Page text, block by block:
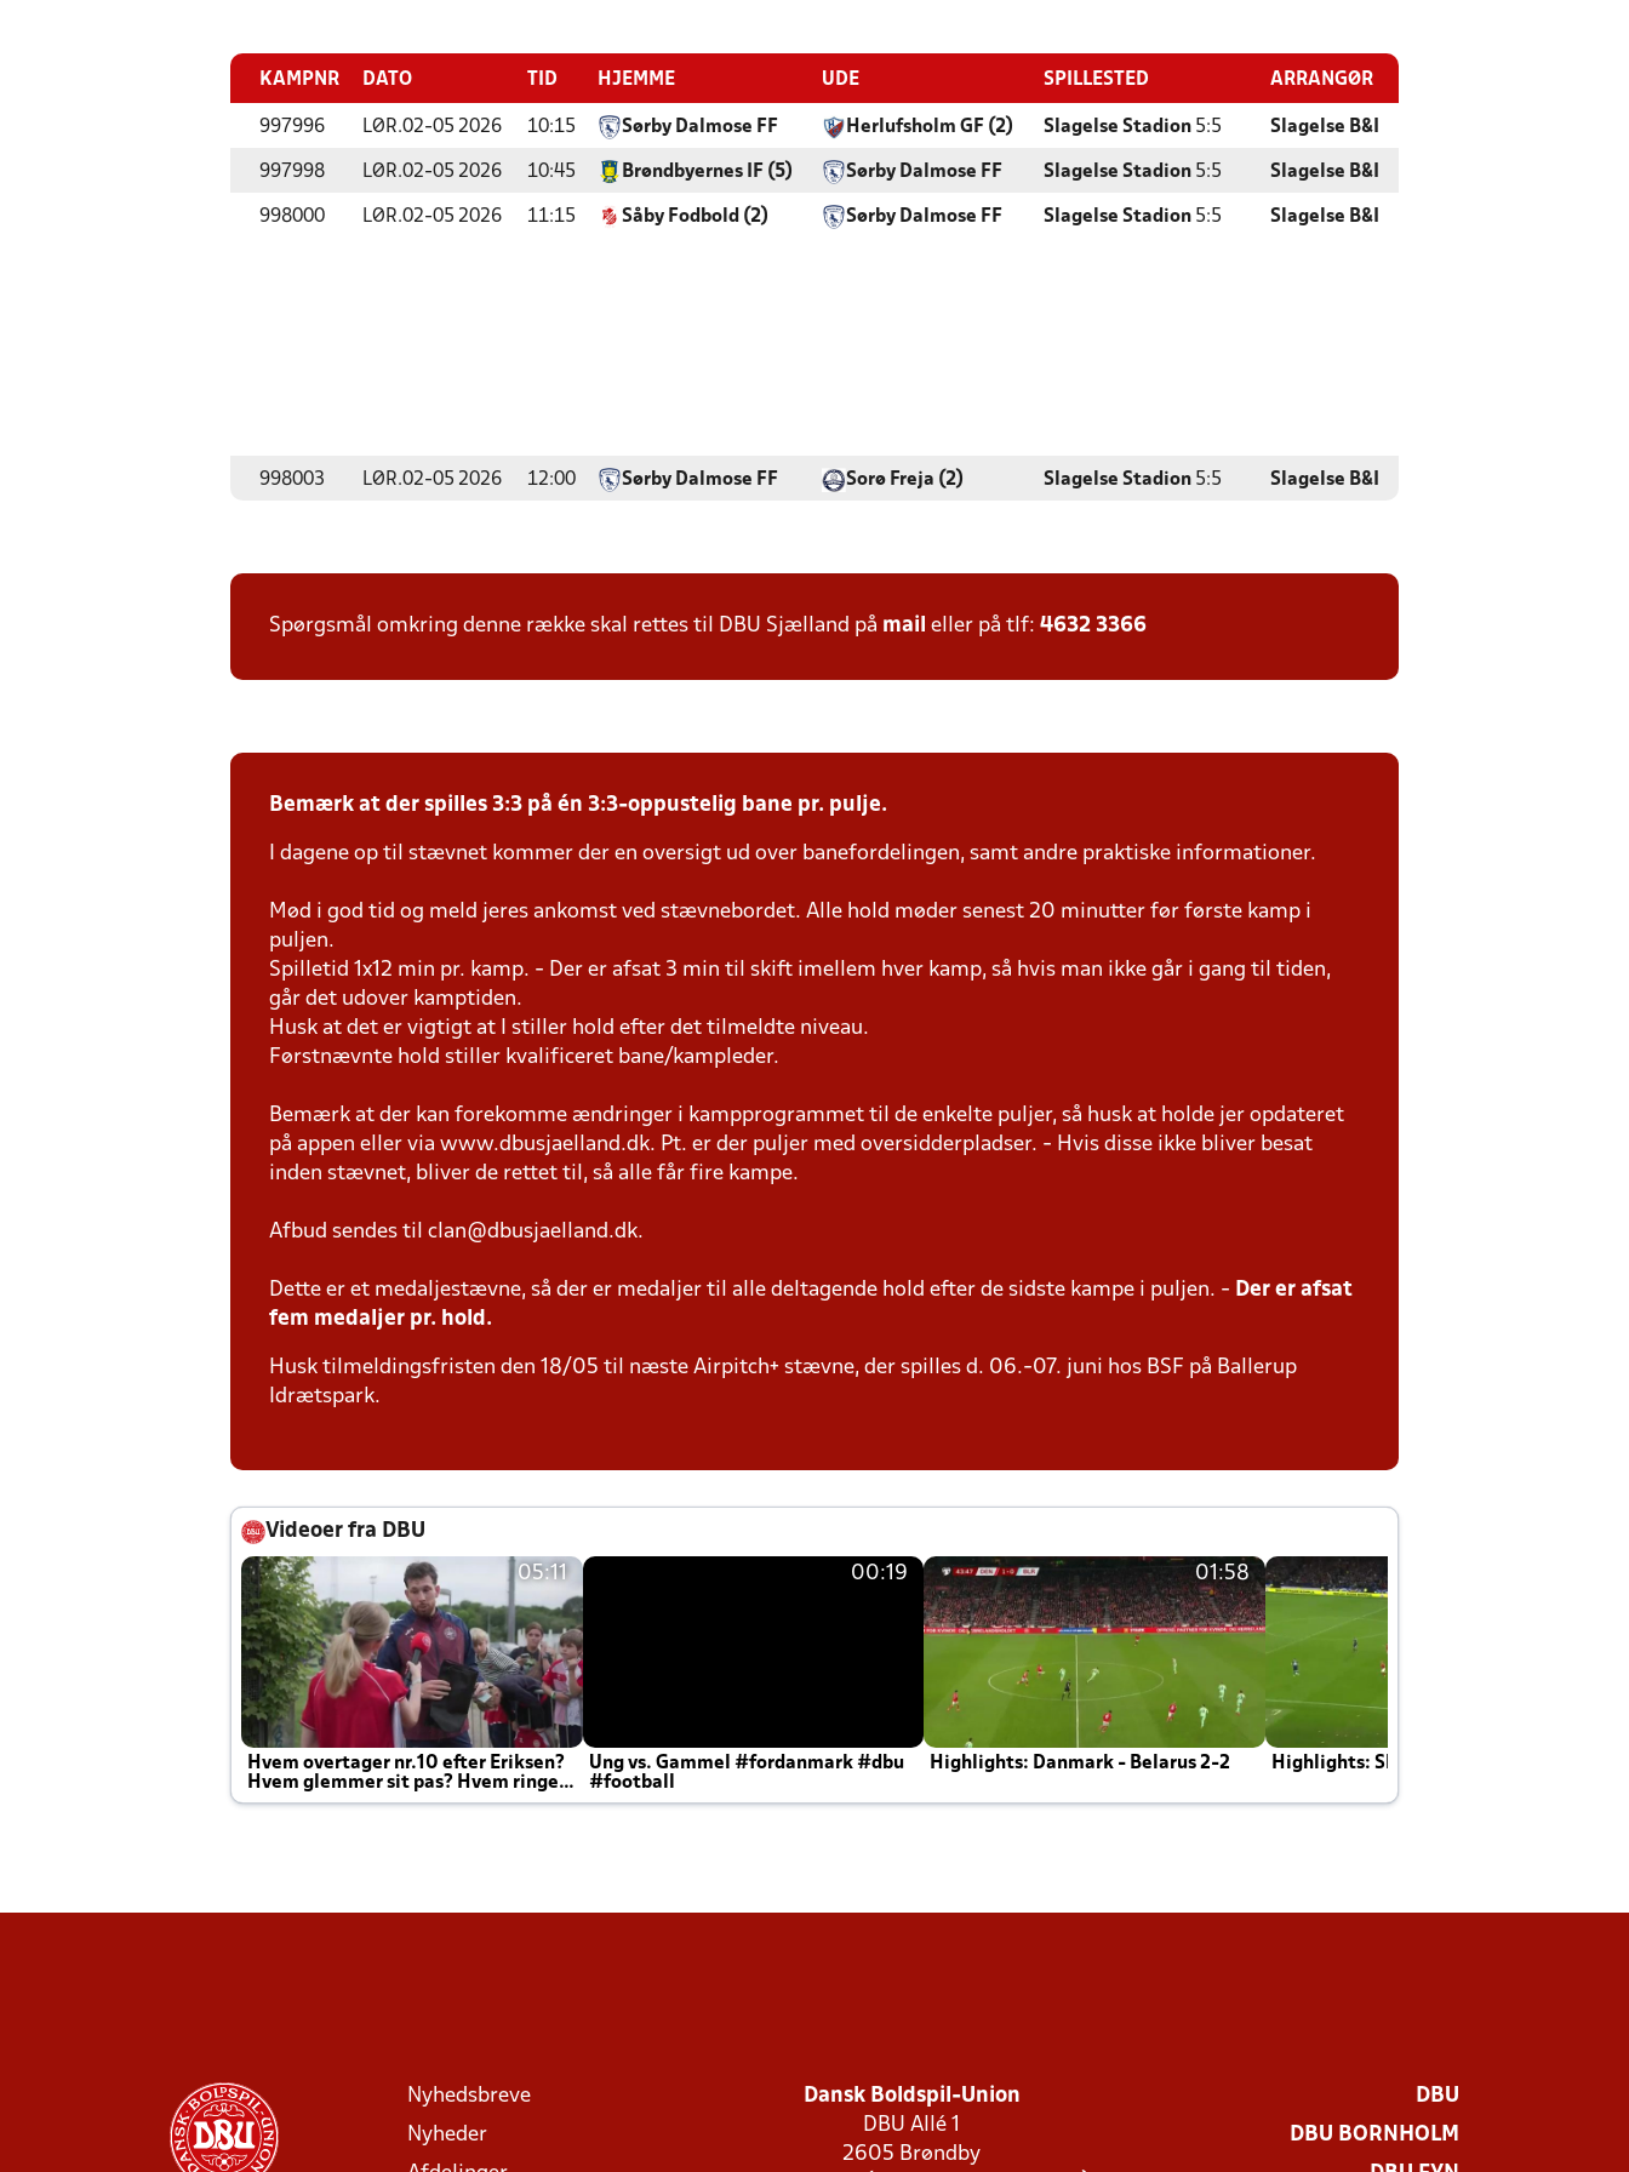
KAMPNR DATO TID HJEMME UDE SPILLESTED ARRANGØR
997996 LØR.02-05 2026 10:15 Sørby Dalmose FF Herlufsholm GF (2) Slagelse Stadion 5:5 Slagelse B&I
997998 LØR.02-05 2026 10:45 Brøndbyernes IF (5) Sørby Dalmose FF Slagelse Stadion 5:5 Slagelse B&I
998000 LØR.02-05 2026 11:15 Såby Fodbold (2) Sørby Dalmose FF Slagelse Stadion 5:5 Slagelse B&I
998003 LØR.02-05 2026 12:00 Sørby Dalmose FF Sorø Freja (2) Slagelse Stadion 5:5 Slagelse B&I
Spørgsmål omkring denne række skal rettes til DBU Sjælland på mail eller på tlf: 4632 3366
Bemærk at der spilles 3:3 på én 3:3-oppustelig bane pr. pulje.
I dagene op til stævnet kommer der en oversigt ud over banefordelingen, samt andre praktiske informationer.
Mød i god tid og meld jeres ankomst ved stævnebordet. Alle hold møder senest 20 minutter før første kamp i
puljen.
Spilletid 1x12 min pr. kamp. - Der er afsat 3 min til skift imellem hver kamp, så hvis man ikke går i gang til tiden,
går det udover kamptiden.
Husk at det er vigtigt at I stiller hold efter det tilmeldte niveau.
Førstnævnte hold stiller kvalificeret bane/kampleder.
Bemærk at der kan forekomme ændringer i kampprogrammet til de enkelte puljer, så husk at holde jer opdateret
på appen eller via www.dbusjaelland.dk. Pt. er der puljer med oversidderpladser. - Hvis disse ikke bliver besat
inden stævnet, bliver de rettet til, så alle får fire kampe.
Afbud sendes til clan@dbusjaelland.dk.
Dette er et medaljestævne, så der er medaljer til alle deltagende hold efter de sidste kampe i puljen. - Der er afsat
fem medaljer pr. hold.
Husk tilmeldingsfristen den 18/05 til næste Airpitch+ stævne, der spilles d. 06.-07. juni hos BSF på Ballerup
Idrætspark.
Videoer fra DBU
05:11
Hvem overtager nr.10 efter Eriksen?
Hvem glemmer sit pas? Hvem ringer
Joachim altid til efter kampe?
00:19
Ung vs. Gammel #fordanmark #dbu
#football
01:58
Highlights: Danmark - Belarus 2-2 Highlights: Skotland - Danmark 4-2
Nyhedsbreve
Nyheder
Dansk Boldspil-Union
DBU Allé 1
2605 Brøndby
DBU
DBU BORNHOLM